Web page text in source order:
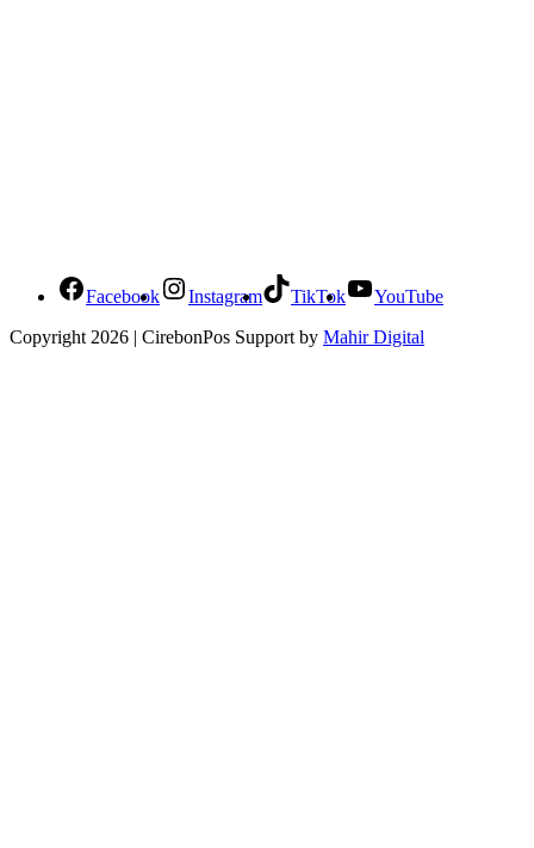
Facebook Instagram TikTok
YouTube
Copyright 2026 | CirebonPos Support by Mahir Digital